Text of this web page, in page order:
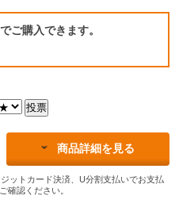
ご購入できます。
商品詳細を見る
ットカード決済、U分割支払いでお支払
確認ください。